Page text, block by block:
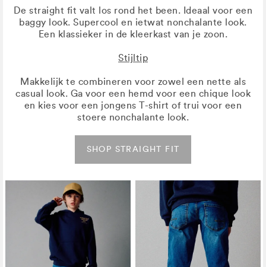
De straight fit valt los rond het been. Ideaal voor een
baggy look. Supercool en ietwat nonchalante look.
Een klassieker in de kleerkast van je zoon.
Stijltip
Makkelijk te combineren voor zowel een nette als
casual look. Ga voor een hemd voor een chique look
en kies voor een jongens T-shirt of trui voor een
stoere nonchalante look.
SHOP STRAIGHT FIT